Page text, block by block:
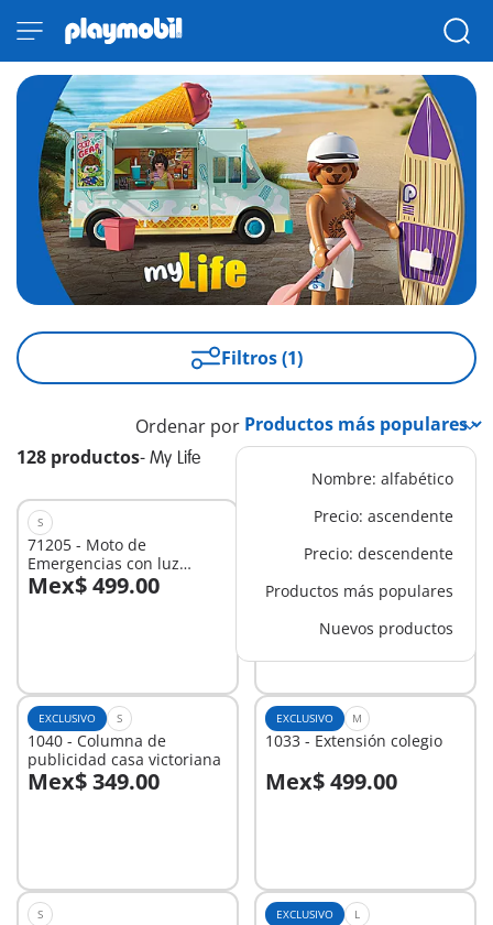
Filtros (1)
128 productos- My Life
Ordenar por
Nombre: alfabético
Precio: ascendente
Precio: descendente
Productos más populares
Nuevos productos
S
71205 - Moto de
Emergencias con luz
intermiente
Mex$ 499.00
A la cesta
EXCLUSIVO XS
6555 - Set de Iluminación
para la Casa Moderna
(9266)
Mex$ 249.00
A la cesta
EXCLUSIVO S
1040 - Columna de
publicidad casa victoriana
Mex$ 349.00
A la cesta
EXCLUSIVO M
1033 - Extensión colegio
Mex$ 499.00
A la cesta
S EXCLUSIVO L